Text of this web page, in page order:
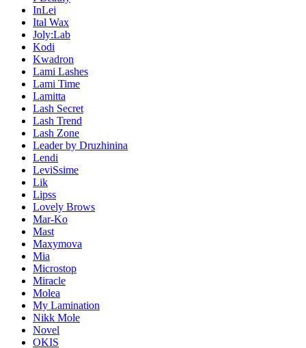
InLei
Ital Wax
Joly:Lab
Kodi
Kwadron
Lami Lashes
Lami Time
Lamitta
Lash Secret
Lash Trend
Lash Zone
Leader by Druzhinina
Lendi
LeviSsime
Lik
Lipss
Lovely Brows
Mar-Ko
Mast
Maxymova
Mia
Microstop
Miracle
Molea
My Lamination
Nikk Mole
Novel
OKIS